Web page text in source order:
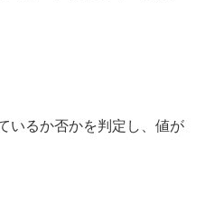
いるか否かを判定し、値が